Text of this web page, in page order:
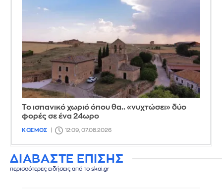
Το ισπανικό χωριό όπου θα.. «νυχτώσει» δύο
φορές σε ένα 24ωρο
ΚΟΣΜΟΣ 12:09, 07.08.2026
ΔΙΑΒΑΣΤΕ ΕΠΙΣΗΣ
περισσότερες ειδήσεις από το skai.gr